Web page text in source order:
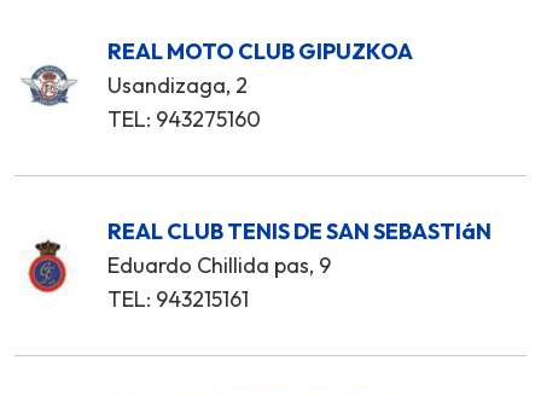
REAL MOTO CLUB GIPUZKOA
Usandizaga, 2
TEL: 943275160
REAL CLUB TENIS DE SAN SEBASTIáN
Eduardo Chillida pas, 9
TEL: 943215161